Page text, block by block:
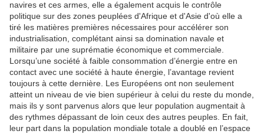
navires et ces armes, elle a également acquis le contrôle
politique sur des zones peuplées d'Afrique et d'Asie d'où elle a
tiré les matières premières nécessaires pour accélérer son
industrialisation, complétant ainsi sa domination navale et
militaire par une suprématie économique et commerciale.
Lorsqu’une société à faible consommation d’énergie entre en
contact avec une société à haute énergie, l’avantage revient
toujours à cette dernière. Les Européens ont non seulement
atteint un niveau de vie bien supérieur à celui du reste du monde,
mais ils y sont parvenus alors que leur population augmentait à
des rythmes dépassant de loin ceux des autres peuples. En fait,
leur part dans la population mondiale totale a doublé en l’espace